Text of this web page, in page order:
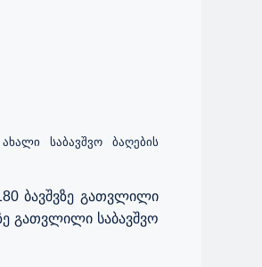
საბავშვო ბაღების
ბავშვზე გათვლილი
გათვლილი საბავშვო